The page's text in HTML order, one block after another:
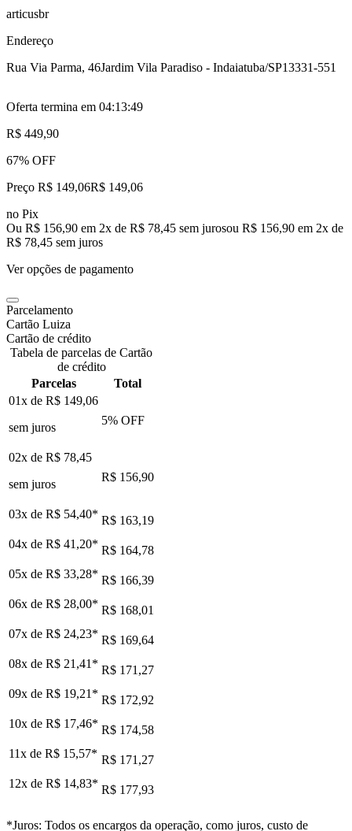
articusbr
Endereço
Rua Via Parma, 46Jardim Vila Paradiso - Indaiatuba/SP13331-551
Oferta termina em 04:13:48
R$ 449,90
67% OFF
Preço R$ 149,06R$ 149,06
no Pix
Ou R$ 156,90 em 2x de R$ 78,45 sem jurosou R$ 156,90 em 2x de
R$ 78,45 sem juros
Ver opções de pagamento
Parcelamento
Cartão Luiza
Cartão de crédito
Tabela de parcelas de Cartão
de crédito
Parcelas
Total
01x de R$ 149,06
sem juros
5% OFF
02x de R$ 78,45
sem juros
R$ 156,90
03x de R$ 54,40* R$ 163,19
04x de R$ 41,20* R$ 164,78
05x de R$ 33,28* R$ 166,39
06x de R$ 28,00* R$ 168,01
07x de R$ 24,23* R$ 169,64
08x de R$ 21,41 * R$ 171,27
09x de R$ 19,21 * R$ 172,92
10x de R$ 17,46* R$ 174,58
11x de R$ 15,57* R$ 171,27
12x de R$ 14,83* R$ 177,93
*Juros: Todos os encargos da operação, como juros, custo de